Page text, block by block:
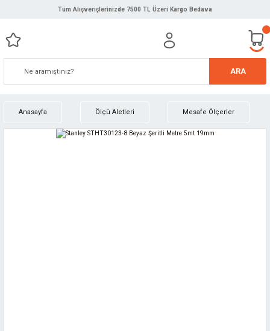
Tüm Alışverişlerinizde 7500 TL Üzeri Kargo Bedava
ARA
Anasayfa Ölçü Aletleri Mesafe Ölçerler